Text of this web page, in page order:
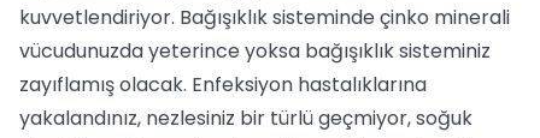
kuvvetlendiriyor. Bağışıklık sisteminde çinko minerali
vücudunuzda yeterince yoksa bağışıklık sisteminiz
zayıflamış olacak. Enfeksiyon hastalıklarına
yakalandınız, nezlesiniz bir türlü geçmiyor, soğuk